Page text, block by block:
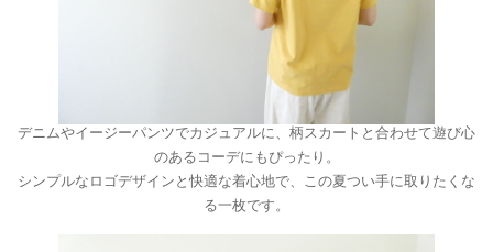
デニムやイージーパンツでカジュアルに、柄スカートと合わせて遊び心
のあるコーデにもぴったり。
シンプルなロゴデザインと快適な着心地で、この夏つい手に取りたくな
る一枚です。